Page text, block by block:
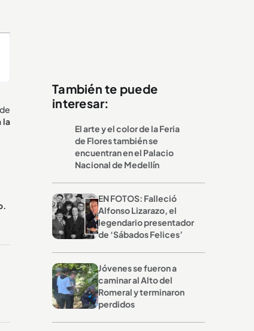
48 segundos
la
También te puede
interesar:
El arte y el color de la Feria
de Flores también se
encuentran en el Palacio
Nacional de Medellín
EN FOTOS: Falleció
Alfonso Lizarazo, el
legendario presentador
de ‘Sábados Felices’
Jóvenes se fueron a
caminar al Alto del
Romeral y terminaron
perdidos